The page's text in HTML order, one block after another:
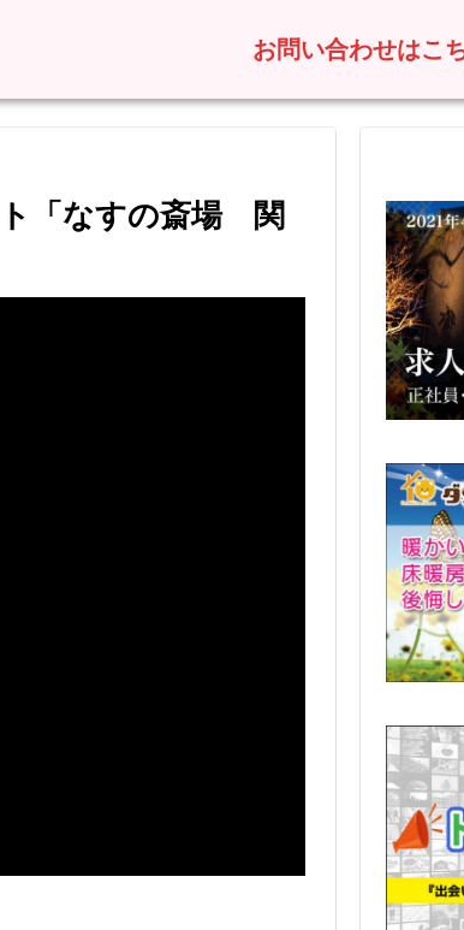
お問い合わせはこ
ト「なすの斎場 関